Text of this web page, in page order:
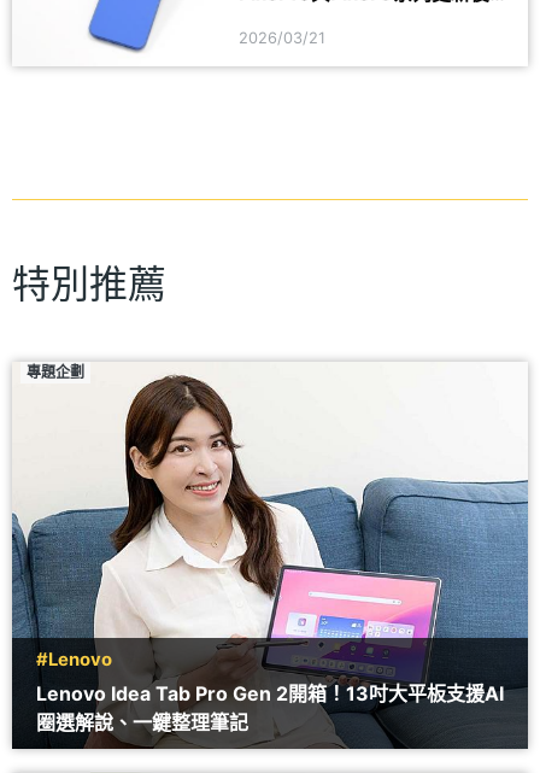
2026/03/21
特別推薦
專題企劃
#Lenovo
Lenovo Idea Tab Pro Gen 2開箱！13吋大平板支援AI
圈選解說、一鍵整理筆記